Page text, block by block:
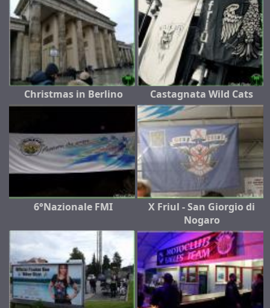
Christmas in Berlino Castagnata Wild Cats
6°Nazionale FMI
X Friul - San Giorgio di
Nogaro